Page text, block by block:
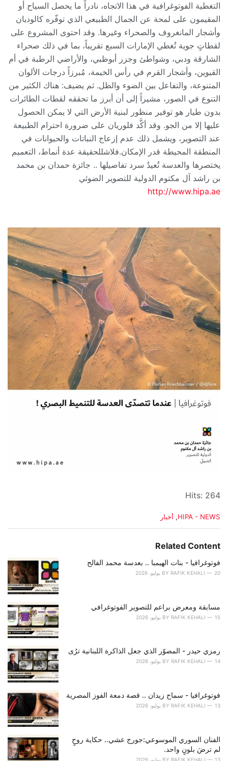
التغطية الفوتوغرافية في هذا الاتجاه، نادراً ما يحصل السياح أو
المقيمون على لمحة عن الجمال الطبيعي الذي توفّره كالوديان
وأشجار المانغروف والصحراء وغيرها. وقد احتوى المشروع على
لقطاتٍ جوية تُغطي الإمارات السبع تقريباً، بما في ذلك صحراء
الشارقة ودبي، وشواطئ وجزر أبوظبي، والأراضي الرطبة في أم
القيوين، وأشجار القرم في رأس الخيمة، مُبرزاً درجات الألوان
المتنوعة، والتفاعل بين الضوء والظل. ثم يضيف: هناك الكثير من
التنوع في الصور، مشيراً إلى أن أبرز ما تحققه لقطات الطائرات
بدون طيار هو توفير منظور لبنية الأرض التي لا يمكن الحصول
عليها إلا من الجو. وقد أكَّد فلوريان على ضرورة احترام الطبيعة
عند التصوير، ويشمل ذلك عدم إزعاج النباتات والحيوانات في
المنطقة المحيطة قدر الإمكان.فلاشللحقيقة عدة أنماط، التعميم
يختصرها والعدسة تُعيدُ سرد تفاصيلها .. جائزة حمدان بن محمد
بن راشد آل مكتوم الدولية للتصوير الضوئي
http://www.hipa.ae
Hits: 264
C
e
o
r
:
HIPA - NEWS
, أخبار
Related Content
فوتوغرافيا - بنات الهيمبا .. بعدسة محمد الفالح
BY RAFIK KEHALI 20 يوليو، 2026
مسابقة ومعرض براعم للتصوير الفوتوغرافي
BY RAFIK KEHALI 15 يوليو، 2026
رمزي حيدر - المصوّر الذي جعل الذاكرة اللبنانية ترُى
BY RAFIK KEHALI 14 يوليو، 2026
فوتوغرافيا - سماح زيدان .. قصة دمعة الفوز المصرية
BY RAFIK KEHALI 13 يوليو، 2026
الفنان السوري الموسوعي:جورج عشي.. حكاية روحٍ
لم ترضَ بلونٍ واحد.
BY RAFIK KEHALI 13 يوليو، 2026